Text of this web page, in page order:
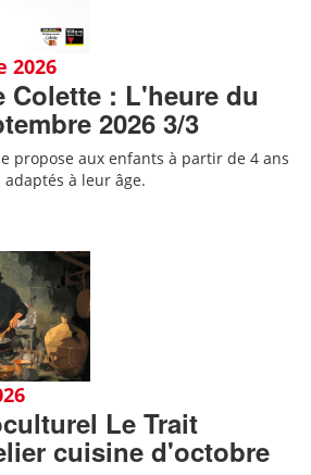
2026
Colette : L'heure du
2026 3/3
propose aux enfants à partir de 4 ans
adaptés à leur âge.
Le Trait
cuisine d'octobre